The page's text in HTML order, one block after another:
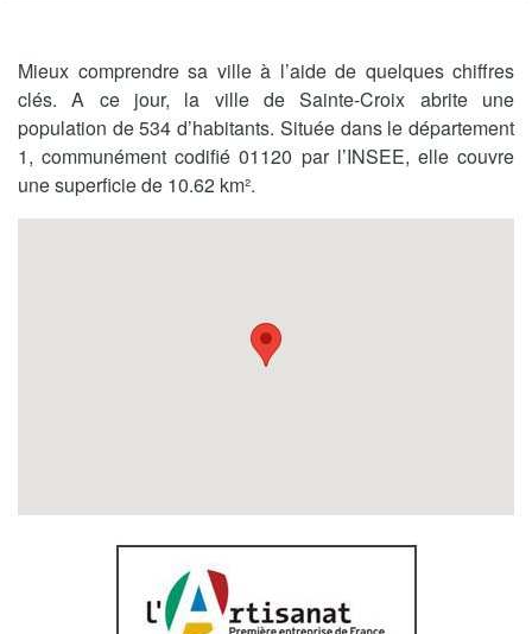
Mieux comprendre sa ville à l’aide de quelques chiffres
clés. A ce jour, la ville de Sainte-Croix abrite une
population de 534 d’habitants. Située dans le département
1, communément codifié 01120 par l’INSEE, elle couvre
une superficie de 10.62 km².